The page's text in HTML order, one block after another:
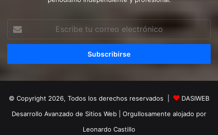
correo
© Copyright 2026, Todos los derechos reservados |
DASIWEB
Desarrollo Avanzado de Sitios Web | Orgullosamente alojado por
Leonardo Castillo